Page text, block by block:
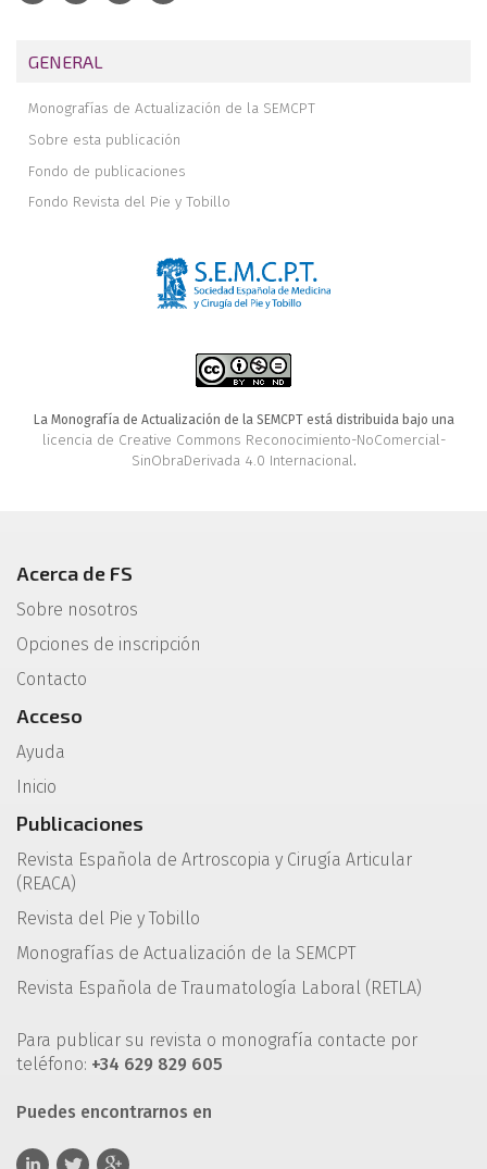
GENERAL
Monografías de Actualización de la SEMCPT
Sobre esta publicación
Fondo de publicaciones
Fondo Revista del Pie y Tobillo
La Monografía de Actualización de la SEMCPT está distribuida bajo una
licencia de Creative Commons Reconocimiento-NoComercial-
SinObraDerivada 4.0 Internacional.
Acerca de FS
Sobre nosotros
Opciones de inscripción
Contacto
Acceso
Ayuda
Inicio
Publicaciones
Revista Española de Artroscopia y Cirugía Articular
(REACA)
Revista del Pie y Tobillo
Monografías de Actualización de la SEMCPT
Revista Española de Traumatología Laboral (RETLA)
Para publicar su revista o monografía contacte por
teléfono: +34 629 829 605
Puedes encontrarnos en